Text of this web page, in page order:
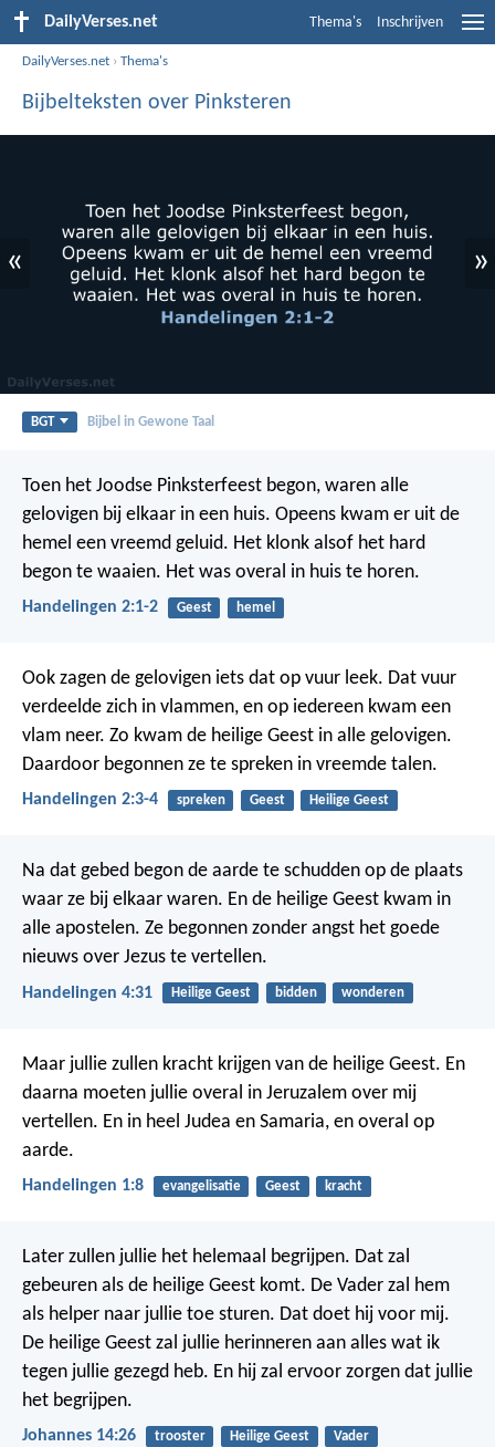
DailyVerses.net Thema's Inschrijven
DailyVerses.net ›Thema's
Bijbelteksten over Pinksteren
« »
BGT Bijbel in Gewone Taal
Toen het Joodse Pinksterfeest begon, waren alle
gelovigen bij elkaar in een huis. Opeens kwam er uit de
hemel een vreemd geluid. Het klonk alsof het hard
begon te waaien. Het was overal in huis te horen.
Handelingen 2:1-2 Geest hemel
Ook zagen de gelovigen iets dat op vuur leek. Dat vuur
verdeelde zich in vlammen, en op iedereen kwam een
vlam neer. Zo kwam de heilige Geest in alle gelovigen.
Daardoor begonnen ze te spreken in vreemde talen.
Handelingen 2:3-4 spreken Geest Heilige Geest
Na dat gebed begon de aarde te schudden op de plaats
waar ze bij elkaar waren. En de heilige Geest kwam in
alle apostelen. Ze begonnen zonder angst het goede
nieuws over Jezus te vertellen.
Handelingen 4:31 Heilige Geest bidden wonderen
Maar jullie zullen kracht krijgen van de heilige Geest. En
daarna moeten jullie overal in Jeruzalem over mij
vertellen. En in heel Judea en Samaria, en overal op
aarde.
Handelingen 1:8 evangelisatie Geest kracht
Later zullen jullie het helemaal begrijpen. Dat zal
gebeuren als de heilige Geest komt. De Vader zal hem
als helper naar jullie toe sturen. Dat doet hij voor mij.
De heilige Geest zal jullie herinneren aan alles wat ik
tegen jullie gezegd heb. En hij zal ervoor zorgen dat jullie
het begrijpen.
Johannes 14:26 trooster Heilige Geest Vader